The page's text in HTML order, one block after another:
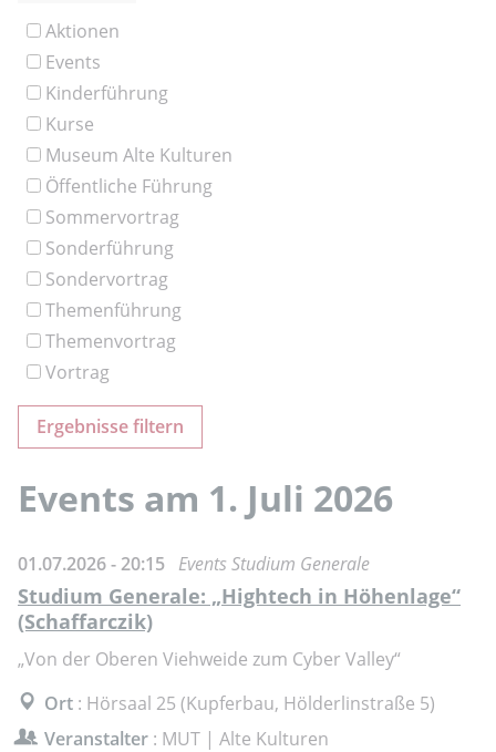
Aktionen
Events
Kinderführung
Kurse
Museum Alte Kulturen
Öffentliche Führung
Sommervortrag
Sonderführung
Sondervortrag
Themenführung
Themenvortrag
Vortrag
Events am 1. Juli 2026
01.07.2026 - 20:15 Events Studium Generale
Studium Generale: „Hightech in Höhenlage“
(Schaffarczik)
„Von der Oberen Viehweide zum Cyber Valley“
Ort : Hörsaal 25 (Kupferbau, Hölderlinstraße 5)
Veranstalter : MUT | Alte Kulturen